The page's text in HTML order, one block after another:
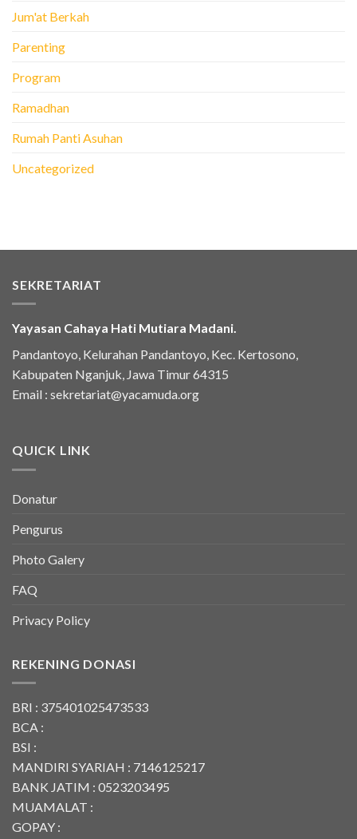
Jum'at Berkah
Parenting
Program
Ramadhan
Rumah Panti Asuhan
Uncategorized
SEKRETARIAT
Yayasan Cahaya Hati Mutiara Madani.
Pandantoyo, Kelurahan Pandantoyo, Kec. Kertosono,
Kabupaten Nganjuk, Jawa Timur 64315
Email : sekretariat@yacamuda.org
QUICK LINK
Donatur
Pengurus
Photo Galery
FAQ
Privacy Policy
REKENING DONASI
BRI : 375401025473533
BCA :
BSI :
MANDIRI SYARIAH : 7146125217
BANK JATIM : 0523203495
MUAMALAT :
GOPAY :